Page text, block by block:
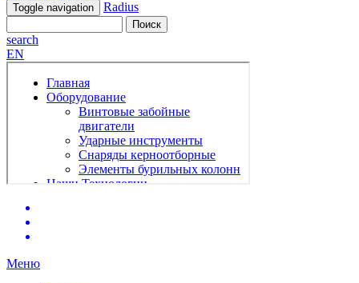
Toggle navigation Radius
search
EN
Меню